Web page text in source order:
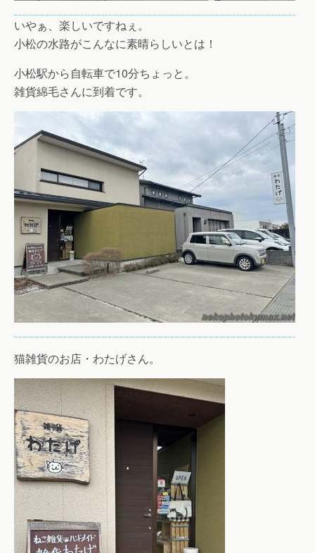
いやぁ、楽しいですねぇ。
小松の水路がこんなに素晴らしいとは！
小松駅から自転車で10分ちょっと。
雑貨綿毛さんに到着です。
猫雑貨のお店・わたげさん。